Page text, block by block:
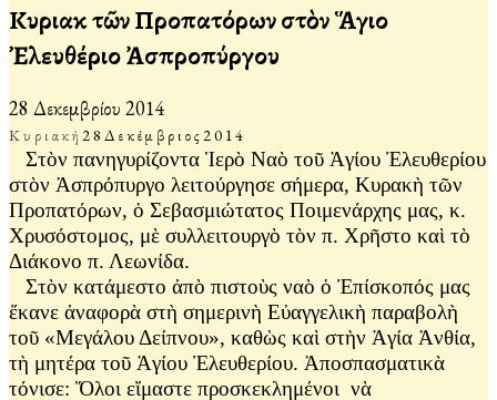
Κυριακὴ τῶν Προπατόρων στὸν Ἅγιο
Ἐλευθέριο Ἀσπροπύργου
28 Δεκεμβρίου 2014
Κυριακή28 Δεκέμβριος2014
Στὸν πανηγυρίζοντα Ἱερὸ Ναὸ τοῦ Ἁγίου Ἐλευθερίου
στὸν Ἀσπρόπυργο λειτούργησε σήμερα, Κυρακὴ τῶν
Προπατόρων, ὁ Σεβασμιώτατος Ποιμενάρχης μας, κ.
Χρυσόστομος, μὲ συλλειτουργὸ τὸν π. Χρῆστο καὶ τὸ
Διάκονο π. Λεωνίδα.
Στὸν κατάμεστο ἀπὸ πιστοὺς ναὸ ὁ Ἐπίσκοπός μας
ἔκανε ἀναφορὰ στὴ σημερινὴ Εὐαγγελικὴ παραβολὴ
τοῦ «Μεγάλου Δείπνου», καθὼς καὶ στὴν Ἁγία Ἀνθία,
τὴ μητέρα τοῦ Ἁγίου Ἐλευθερίου. Ἀποσπασματικὰ
τόνισε: Ὅλοι εἴμαστε προσκεκλημένοι νὰ